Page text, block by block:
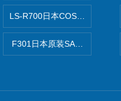
LS-R700日本COSMO科斯莫
F301日本原装SANAI三爱旋